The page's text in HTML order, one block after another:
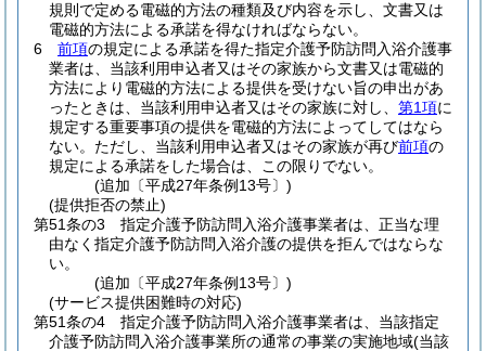
規則で定める電磁的方法の種類及び内容を示し、文書又は
電磁的方法による承諾を得なければならない。
6
前項の規定による承諾を得た指定介護予防訪問入浴介護事
業者は、当該利用申込者又はその家族から文書又は電磁的
方法により電磁的方法による提供を受けない旨の申出があ
ったときは、当該利用申込者又はその家族に対し、 第1項に
規定する重要事項の提供を電磁的方法によってしてはなら
ない。 ただし、当該利用申込者又はその家族が再び前項の
規定による承諾をした場合は、この限りでない。
(追加〔平成27年条例13号〕)
(提供拒否の禁止)
第51条の3
指定介護予防訪問入浴介護事業者は、正当な理
由なく指定介護予防訪問入浴介護の提供を拒んではならな
い。
(追加〔平成27年条例13号〕)
(サービス提供困難時の対応)
第51条の4
指定介護予防訪問入浴介護事業者は、当該指定
介護予防訪問入浴介護事業所の通常の事業の実施地域(当該